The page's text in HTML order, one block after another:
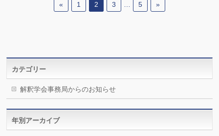
« 1 2 3 … 5 »
カテゴリー
解釈学会事務局からのお知らせ
年別アーカイブ